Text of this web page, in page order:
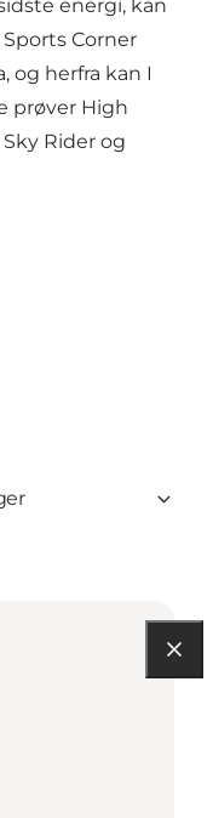
energi, kan
Corner
og herfra kan I
prøver High
Rider og